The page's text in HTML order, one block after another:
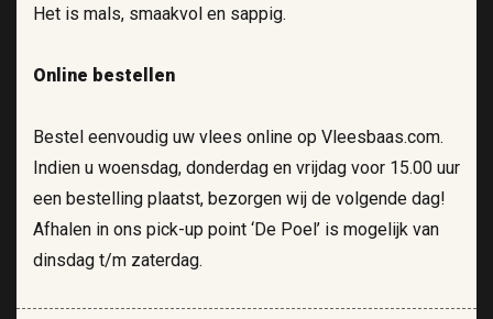
Het is mals, smaakvol en sappig.
Online bestellen
Bestel eenvoudig uw vlees online op Vleesbaas.com.
Indien u woensdag, donderdag en vrijdag voor 15.00 uur
een bestelling plaatst, bezorgen wij de volgende dag!
Afhalen in ons pick-up point ‘De Poel’ is mogelijk van
dinsdag t/m zaterdag.